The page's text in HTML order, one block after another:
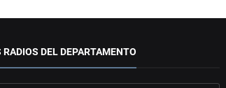
RADIOS DEL DEPARTAMENTO